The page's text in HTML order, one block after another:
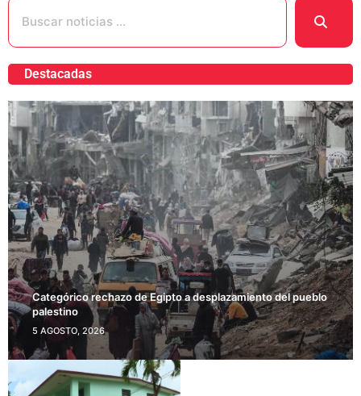
Destacadas
Categórico rechazo de Egipto a desplazamiento del pueblo
palestino
5 AGOSTO, 2026